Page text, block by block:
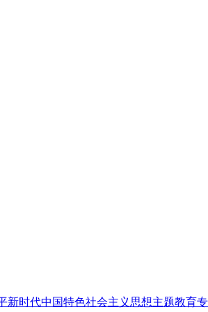
新时代中国特色社会主义思想主题教育